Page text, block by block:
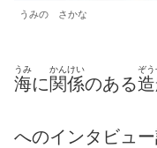
うみの さかな
海
うみ
に関係
かんけい
のある
ぞ
へのインタビュー